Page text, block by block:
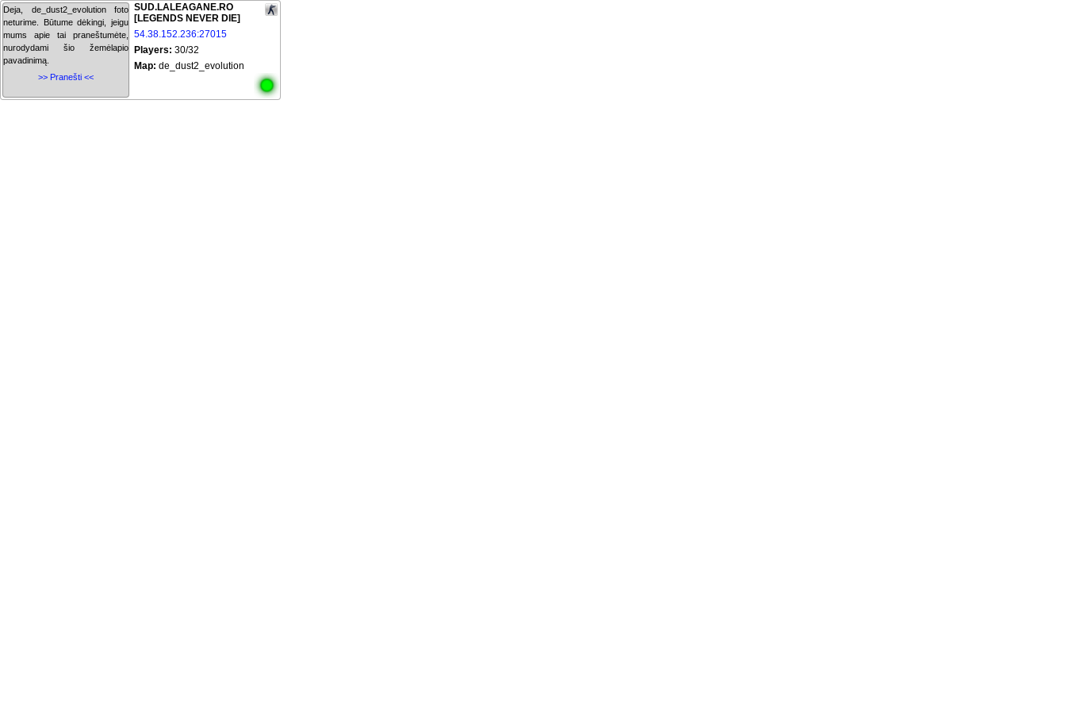
Deja, de_dust2_evolution foto
neturime. Būtume dėkingi, jeigu
mums apie tai praneštumėte,
nurodydami šio žemėlapio
pavadinimą.
>> Pranešti <<
SUD.LALEAGANE.RO
[LEGENDS NEVER DIE]
54.38.152.236:27015
Players: 30/32
Map: de_dust2_evolution